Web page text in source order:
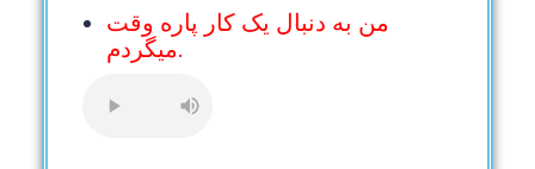
من به دنبال یک کار پاره وقت
میگردم.